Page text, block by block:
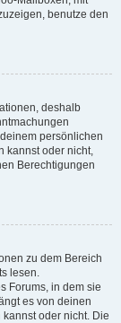
benutze den
deshalb
persönlichen
kannst oder nicht,
Berechtigungen
zu dem Bereich
lesen.
Forums, in dem sie
es von deinen
oder nicht. Die